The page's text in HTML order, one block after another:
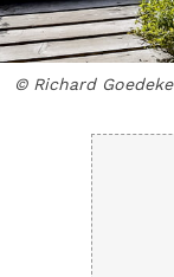
© Richard Goedeke